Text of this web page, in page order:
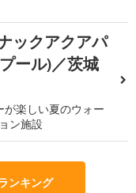
ックアクアパ
ール)／茨城
楽しい夏のウォー
ン施設
ンキング